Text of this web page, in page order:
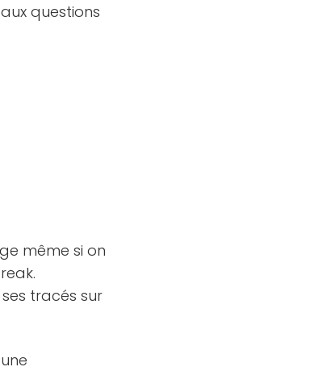
questions
même si on
tracés sur